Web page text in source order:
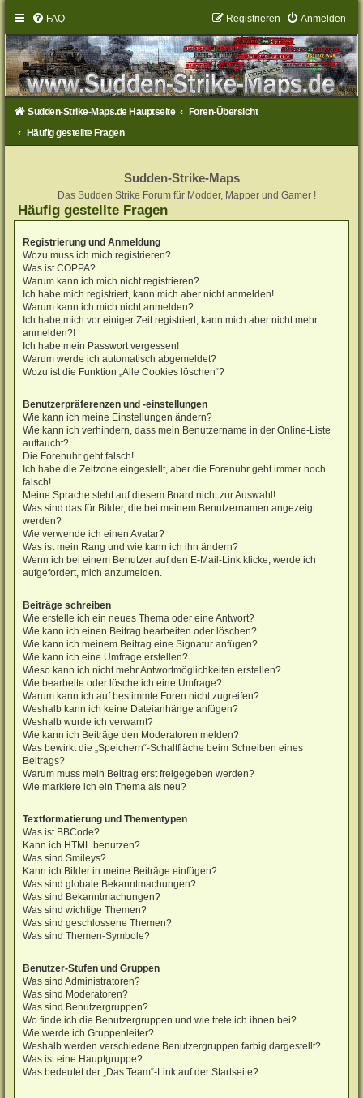
FAQ Anmelden
Registrieren
Sudden-Strike-Maps.de Hauptseite
Foren-Übersicht
Häufig gestellte Fragen
Sudden-Strike-Maps
Das Sudden Strike Forum für Modder, Mapper und Gamer !
Häufig gestellte Fragen
Registrierung und Anmeldung
Wozu muss ich mich registrieren?
Was ist COPPA?
Warum kann ich mich nicht registrieren?
Ich habe mich registriert, kann mich aber nicht anmelden!
Warum kann ich mich nicht anmelden?
Ich habe mich vor einiger Zeit registriert, kann mich aber nicht mehr
anmelden?!
Ich habe mein Passwort vergessen!
Warum werde ich automatisch abgemeldet?
Wozu ist die Funktion „Alle Cookies löschen“?
Benutzerpräferenzen und -einstellungen
Wie kann ich meine Einstellungen ändern?
Wie kann ich verhindern, dass mein Benutzername in der Online-Liste
auftaucht?
Die Forenuhr geht falsch!
Ich habe die Zeitzone eingestellt, aber die Forenuhr geht immer noch
falsch!
Meine Sprache steht auf diesem Board nicht zur Auswahl!
Was sind das für Bilder, die bei meinem Benutzernamen angezeigt
werden?
Wie verwende ich einen Avatar?
Was ist mein Rang und wie kann ich ihn ändern?
Wenn ich bei einem Benutzer auf den E-Mail-Link klicke, werde ich
aufgefordert, mich anzumelden.
Beiträge schreiben
Wie erstelle ich ein neues Thema oder eine Antwort?
Wie kann ich einen Beitrag bearbeiten oder löschen?
Wie kann ich meinem Beitrag eine Signatur anfügen?
Wie kann ich eine Umfrage erstellen?
Wieso kann ich nicht mehr Antwortmöglichkeiten erstellen?
Wie bearbeite oder lösche ich eine Umfrage?
Warum kann ich auf bestimmte Foren nicht zugreifen?
Weshalb kann ich keine Dateianhänge anfügen?
Weshalb wurde ich verwarnt?
Wie kann ich Beiträge den Moderatoren melden?
Was bewirkt die „Speichern“-Schaltfläche beim Schreiben eines
Beitrags?
Warum muss mein Beitrag erst freigegeben werden?
Wie markiere ich ein Thema als neu?
Textformatierung und Thementypen
Was ist BBCode?
Kann ich HTML benutzen?
Was sind Smileys?
Kann ich Bilder in meine Beiträge einfügen?
Was sind globale Bekanntmachungen?
Was sind Bekanntmachungen?
Was sind wichtige Themen?
Was sind geschlossene Themen?
Was sind Themen-Symbole?
Benutzer-Stufen und Gruppen
Was sind Administratoren?
Was sind Moderatoren?
Was sind Benutzergruppen?
Wo finde ich die Benutzergruppen und wie trete ich ihnen bei?
Wie werde ich Gruppenleiter?
Weshalb werden verschiedene Benutzergruppen farbig dargestellt?
Was ist eine Hauptgruppe?
Was bedeutet der „Das Team“-Link auf der Startseite?